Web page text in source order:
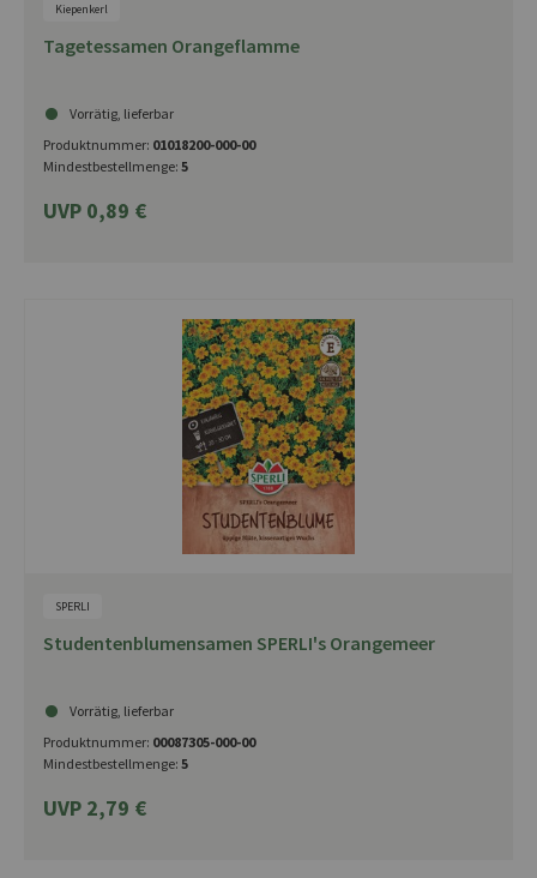
Kiepenkerl
Tagetessamen Orangeflamme
Vorrätig, lieferbar
Produktnummer: 01018200-000-00
Mindestbestellmenge: 5
UVP 0,89 €
SPERLI
Studentenblumensamen SPERLI's Orangemeer
Vorrätig, lieferbar
Produktnummer: 00087305-000-00
Mindestbestellmenge: 5
UVP 2,79 €